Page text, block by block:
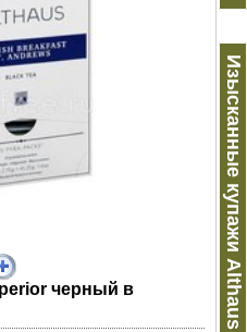
черный в
Изысканные купажи Althaus